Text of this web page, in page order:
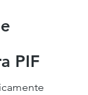
PIF